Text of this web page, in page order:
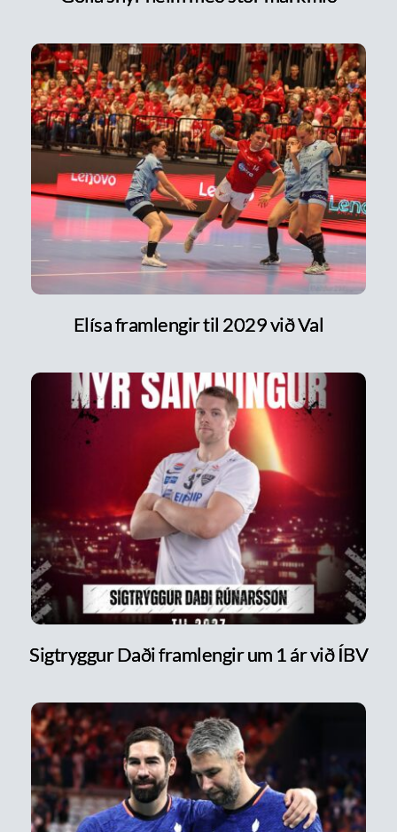
Elísa framlengir til 2029 við Val
Sigtryggur Daði framlengir um 1 ár við ÍBV